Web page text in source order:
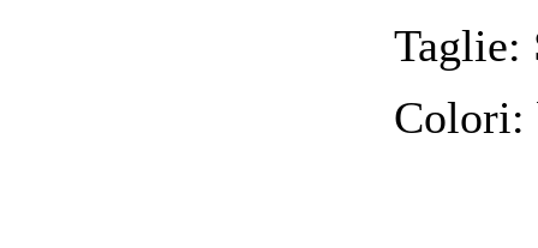
Colori: